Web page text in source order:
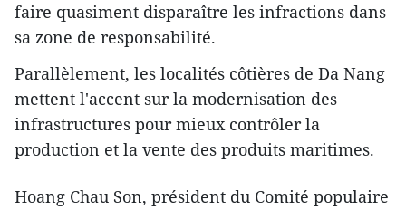
faire quasiment disparaître les infractions dans
sa zone de responsabilité.
Parallèlement, les localités côtières de Da Nang
mettent l'accent sur la modernisation des
infrastructures pour mieux contrôler la
production et la vente des produits maritimes.
Hoang Chau Son, président du Comité populaire